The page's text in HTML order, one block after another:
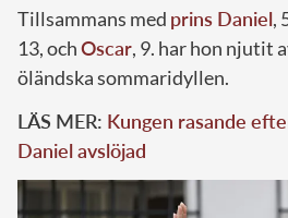
Tillsammans med prins Daniel,
13, ochOscar, 9. har hon njutit
öländska sommaridyllen.
LÄS MER: Kungen rasande
Daniel avslöjad